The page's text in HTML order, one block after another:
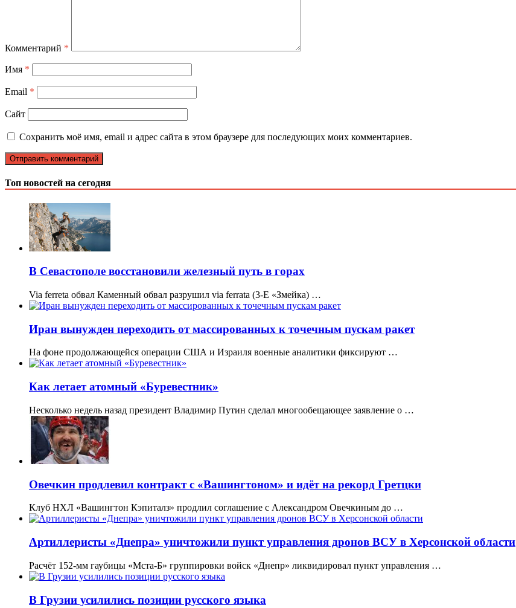
Комментарий *
Имя *
Email *
Сайт
Сохранить моё имя, email и адрес сайта в этом браузере для последующих моих комментариев.
Топ новостей на сегодня
В Севастополе восстановили железный путь в горах
Via ferreta обвал Каменный обвал разрушил via ferrata (3-Е «Змейка) …
Иран вынужден переходить от массированных к точечным пускам ракет
На фоне продолжающейся операции США и Израиля военные аналитики фиксируют …
Как летает атомный «Буревестник»
Несколько недель назад президент Владимир Путин сделал многообещающее заявление о …
Овечкин продлевил контракт с «Вашингтоном» и идёт на рекорд Гретцки
Клуб НХЛ «Вашингтон Кэпиталз» продлил соглашение с Александром Овечкиным до …
Артиллеристы «Днепра» уничтожили пункт управления дронов ВСУ в Херсонской области
Расчёт 152-мм гаубицы «Мста-Б» группировки войск «Днепр» ликвидировал пункт управления …
В Грузии усилились позиции русского языка